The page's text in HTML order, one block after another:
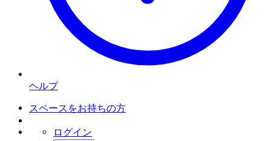
ヘルプ
スペースをお持ちの方
ログイン